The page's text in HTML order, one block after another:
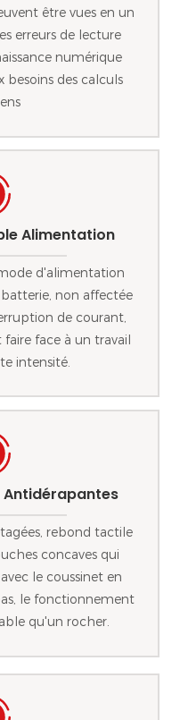
être vues en un
erreurs de lecture
numérique
besoins des calculs
Alimentation
d'alimentation
non affectée
de courant,
face à un travail
intensité.
Antidérapantes
rebond tactile
concaves qui
le coussinet en
le fonctionnement
qu'un rocher.